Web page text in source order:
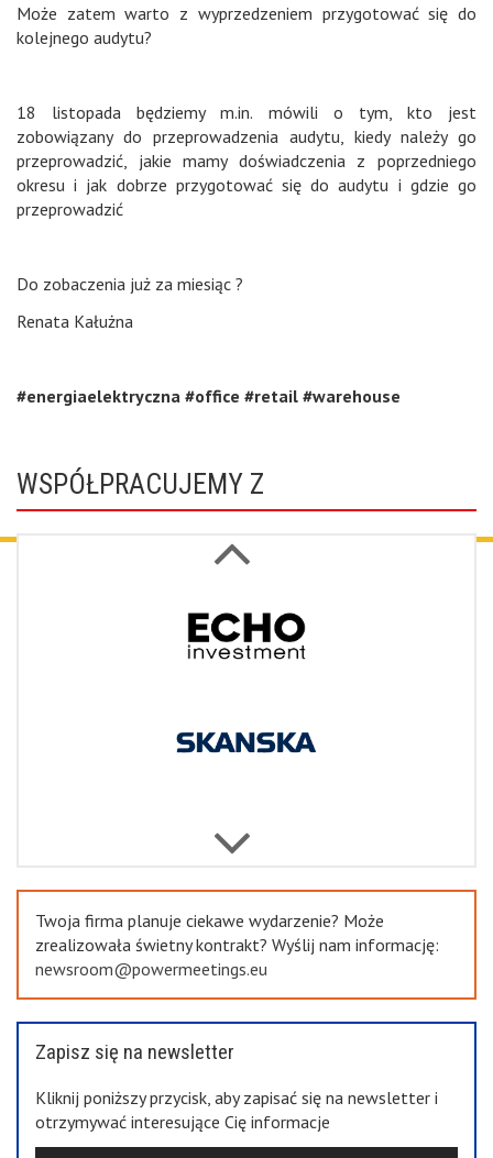
Może zatem warto z wyprzedzeniem przygotować się do
kolejnego audytu?
18 listopada będziemy m.in. mówili o tym, kto jest
zobowiązany do przeprowadzenia audytu, kiedy należy go
przeprowadzić, jakie mamy doświadczenia z poprzedniego
okresu i jak dobrze przygotować się do audytu i gdzie go
przeprowadzić
Do zobaczenia już za miesiąc ?
Renata Kałużna
#energiaelektryczna #office #retail #warehouse
WSPÓŁPRACUJEMY Z
Twoja firma planuje ciekawe wydarzenie? Może
zrealizowała świetny kontrakt? Wyślij nam informację:
newsroom@powermeetings.eu
Zapisz się na newsletter
Kliknij poniższy przycisk, aby zapisać się na newsletter i
otrzymywać interesujące Cię informacje